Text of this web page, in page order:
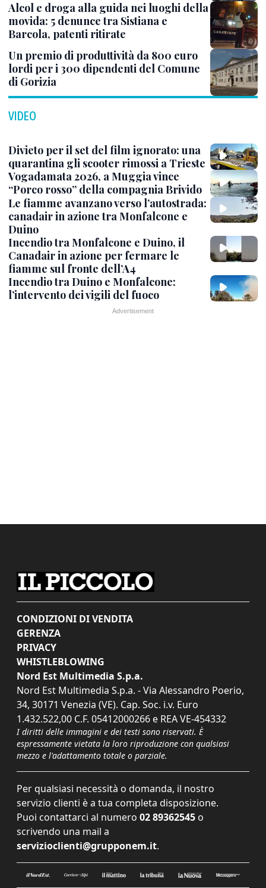
Alcol e droga alla guida nei luoghi della
movida: 5 denunce tra Sistiana e
Barcola, patenti ritirate
Un premio di produttività da 800 euro
lordi per i 300 dipendenti del Comune
di Gorizia
VIDEO
Divieto per il set del film ignorato: una
quarantina gli scooter rimossi a Trieste
Vogadamata 2026, a Muggia vince
“Porco rosso” della compagnia Brivido
Le fiamme avanzano verso l’autostrada:
canadair in azione tra Monfalcone e
Duino
Incendio tra Monfalcone e Duino, il
Canadair in azione per fermare le
fiamme sul fronte dell’A4
Incendio tra Duino e Monfalcone:
l’intervento dei vigili del fuoco
CONDIZIONI DI VENDITA
GERENZA
PRIVACY
WHISTLEBLOWING
Nord Est Multimedia S.p.a.
Nord Est Multimedia S.p.a. - Via Alessandro Poerio,
34, 30171 Venezia (VE). Cap. Soc. i.v. Euro
1.432.522,00 C.F. 05412000266 e REA VE-454332
I diritti delle immagini e dei testi sono riservati. È
espressamente vietata la loro riproduzione con qualsiasi
mezzo e l'adattamento totale o parziale.
Per qualsiasi necessità o domanda, il nostro
servizio clienti è a tua completa disposizione.
Puoi contattarci al numero 02 89362545 o
scrivendo una mail a
servizioclienti@grupponem.it.